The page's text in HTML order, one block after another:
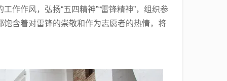
作作风，弘扬“五四精神”“雷锋精神”，组织参
含着对雷锋的崇敬和作为志愿者的热情，将